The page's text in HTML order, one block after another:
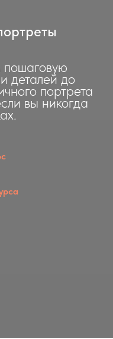
пошаговую
деталей до
портрета
вы никогда